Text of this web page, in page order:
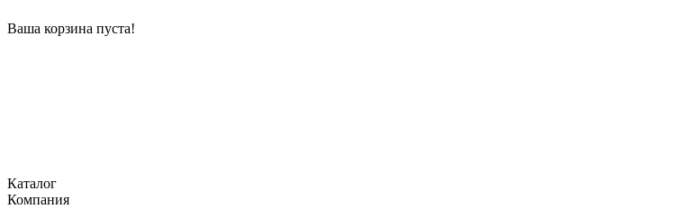
Ваша корзина пуста!
Каталог
Компания